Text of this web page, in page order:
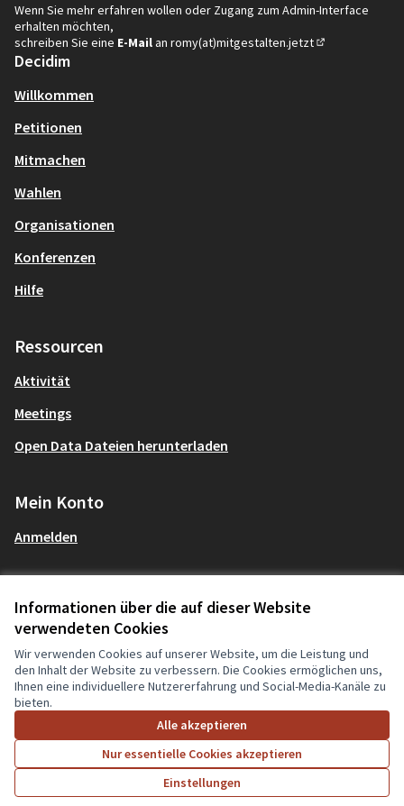
Informationen über die auf dieser Website
verwendeten Cookies
Wir verwenden Cookies auf unserer Website, um die Leistung und
den Inhalt der Website zu verbessern. Die Cookies ermöglichen uns,
Ihnen eine individuellere Nutzererfahrung und Social-Media-Kanäle zu
bieten.
Alle akzeptieren
Nur essentielle Cookies akzeptieren
Einstellungen
Start Suche Aktivität Anmelden
Wenn Sie mehr erfahren wollen oder Zugang zum Admin-Interface
erhalten möchten,
schreiben Sie eine E-Mailan romy(at)mitgestalten.jetzt
Decidim
Willkommen
Petitionen
Mitmachen
Wahlen
Organisationen
Konferenzen
Hilfe
Ressourcen
Aktivität
Meetings
Open Data Dateien herunterladen
Mein Konto
Anmelden
AGBs und Datenschutzbestimmungen
Nutzungsbedingungen
(Externer Link)
Website mit
(Externer Link)
Creative
(Externer